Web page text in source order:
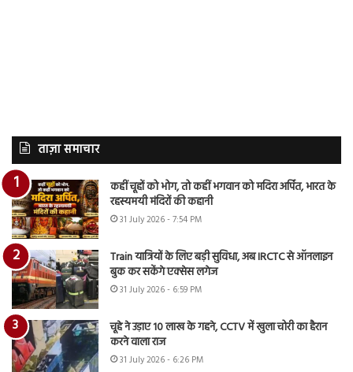
ताज़ा समाचार
कहीं चूहों को भोग, तो कहीं भगवान को मदिरा अर्पित, भारत के
रहस्यमयी मंदिरों की कहानी
31 July 2026 - 7:54 PM
Train यात्रियों के लिए बड़ी सुविधा, अब IRCTC से ऑनलाइन
बुक कर सकेंगे एक्सेस लगेज
31 July 2026 - 6:59 PM
चूहे ने उड़ाए 10 लाख के गहने, CCTV में खुला चोरी का हैरान
करने वाला राज
31 July 2026 - 6:26 PM